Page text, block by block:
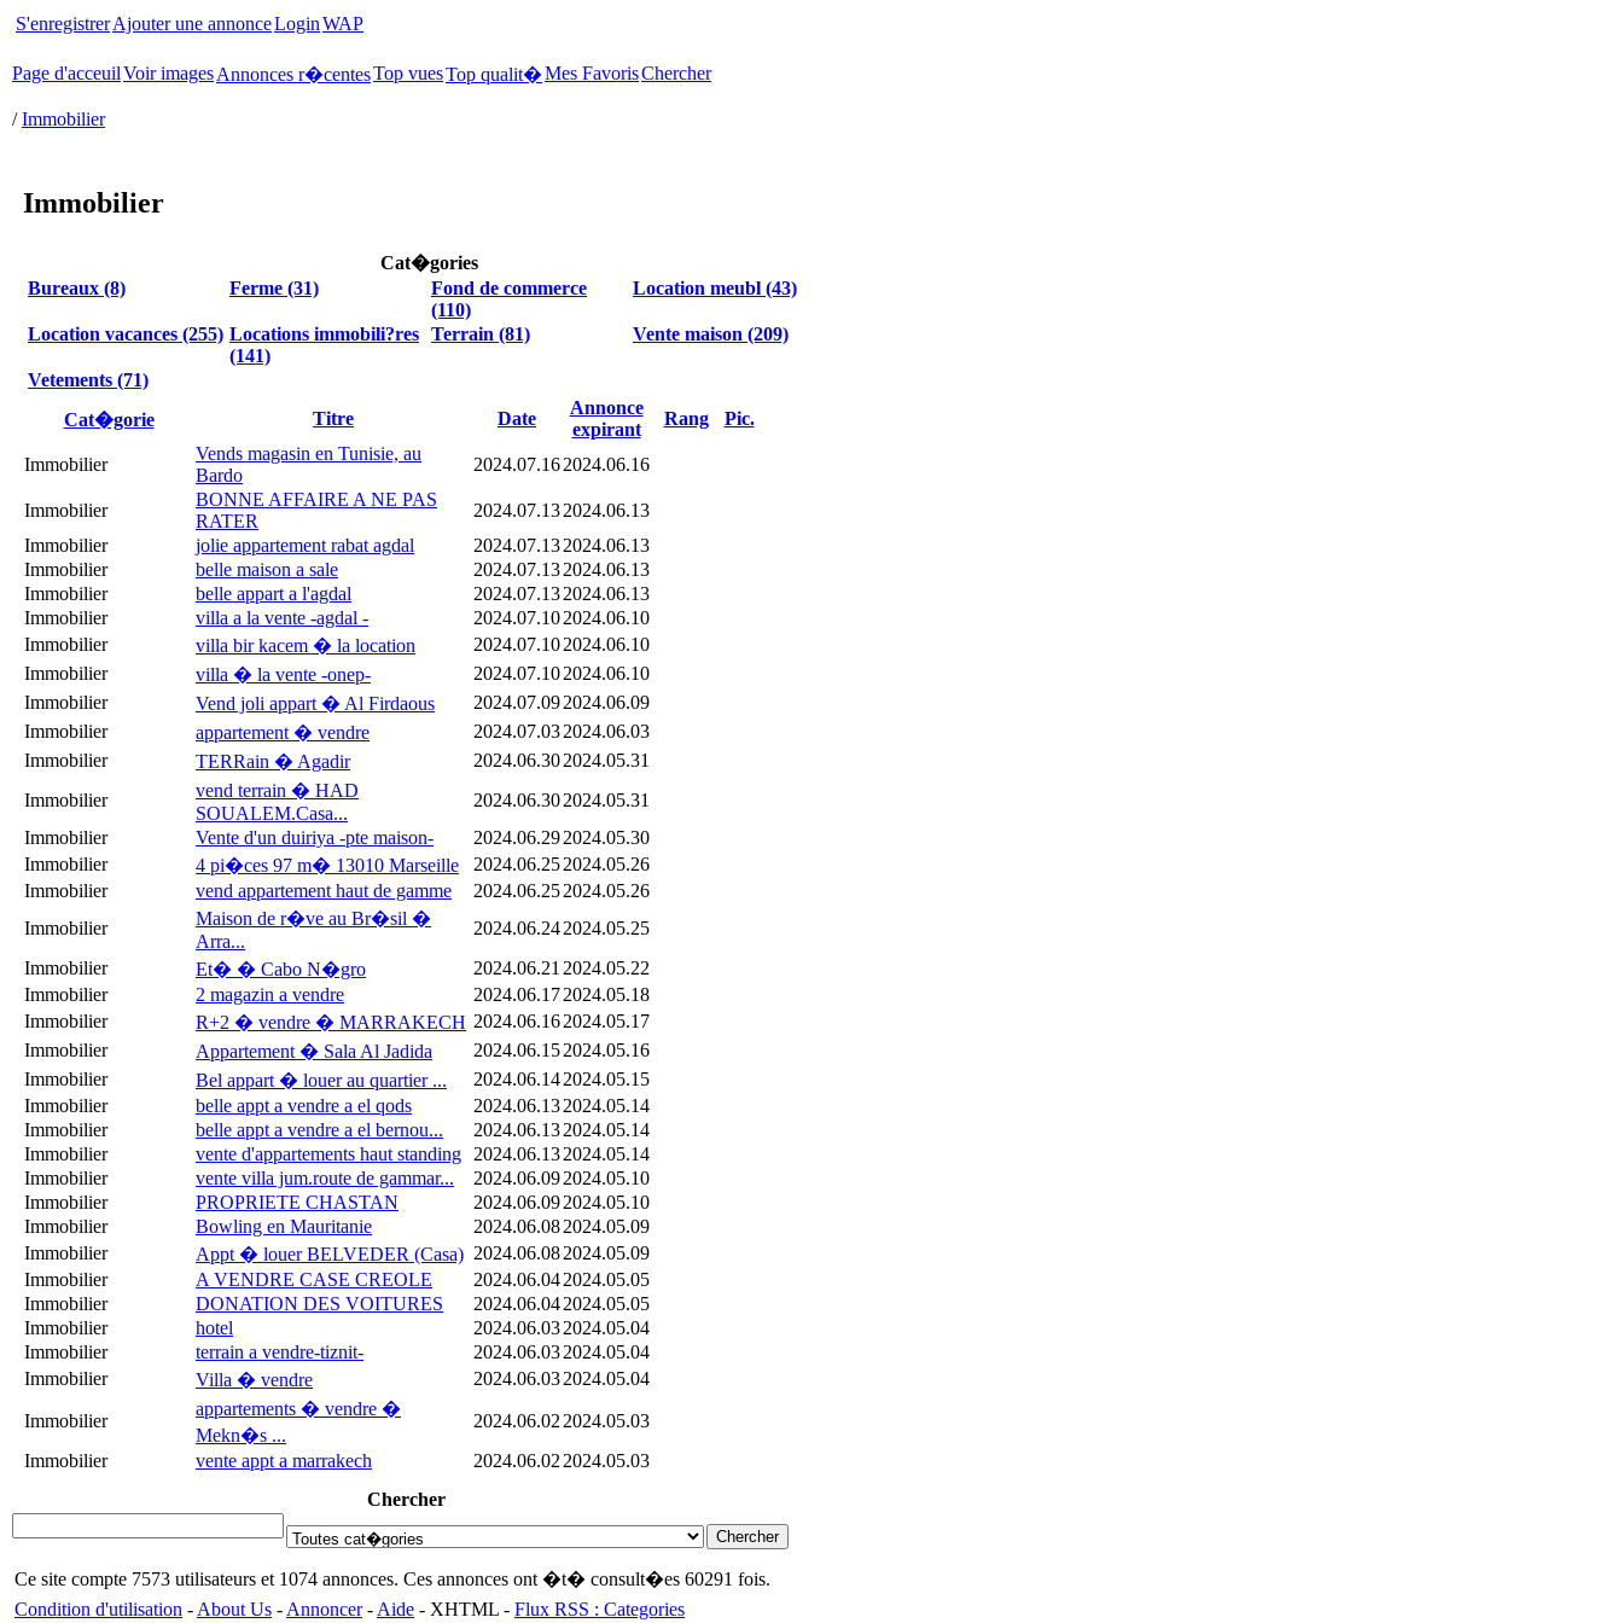
S'enregistrerAjouter une annonceLoginWAP
Page d'acceuilVoir imagesAnnonces r�centesTop vuesTop qualit�Mes FavorisChercher
/Immobilier
Immobilier
Cat�gories
Bureaux (8)
Ferme (31)
Fond de commerce
(110)
Location meubl (43)
Location vacances (255) Locations immobili?res
(141)
Terrain (81) Vente maison (209)
Vetements (71)
Cat�gorie
Titre Date
Annonce
expirant
Rang Pic.
Immobilier
Vends magasin en Tunisie, au
Bardo
2024.07.162024.06.16
Immobilier
BONNE AFFAIRE A NE PAS
RATER
2024.07.132024.06.13
Immobilier
jolie appartement rabat agdal 2024.07.132024.06.13
Immobilier
belle maison a sale 2024.07.132024.06.13
Immobilier
belle appart a l'agdal 2024.07.132024.06.13
Immobilier
villa a la vente -agdal - 2024.07.102024.06.10
Immobilier
villa bir kacem � la location 2024.07.102024.06.10
Immobilier
villa � la vente -onep- 2024.07.102024.06.10
Immobilier
Vend joli appart � Al Firdaous 2024.07.092024.06.09
Immobilier
appartement � vendre 2024.07.032024.06.03
Immobilier
TERRain � Agadir 2024.06.302024.05.31
Immobilier
vend terrain � HAD
SOUALEM.Casa...
2024.06.302024.05.31
Immobilier
Vente d'un duiriya -pte maison- 2024.06.292024.05.30
Immobilier
4 pi�ces 97 m� 13010 Marseille 2024.06.252024.05.26
Immobilier
vend appartement haut de gamme 2024.06.252024.05.26
Immobilier
Maison de r�ve au Br�sil �
Arra...
2024.06.242024.05.25
Immobilier
Et� � Cabo N�gro 2024.06.21 2024.05.22
Immobilier
2 magazin a vendre 2024.06.172024.05.18
Immobilier
R+2 � vendre � MARRAKECH 2024.06.162024.05.17
Immobilier
Appartement � Sala Al Jadida 2024.06.152024.05.16
Immobilier
Bel appart � louer au quartier ... 2024.06.142024.05.15
Immobilier
belle appt a vendre a el qods 2024.06.132024.05.14
Immobilier
belle appt a vendre a el bernou... 2024.06.132024.05.14
Immobilier
vente d'appartements haut standing 2024.06.132024.05.14
Immobilier
vente villa jum.route de gammar... 2024.06.092024.05.10
Immobilier
PROPRIETE CHASTAN 2024.06.092024.05.10
Immobilier
Bowling en Mauritanie 2024.06.082024.05.09
Immobilier
Appt � louer BELVEDER (Casa) 2024.06.082024.05.09
Immobilier
A VENDRE CASE CREOLE 2024.06.042024.05.05
Immobilier
DONATION DES VOITURES 2024.06.042024.05.05
Immobilier
hotel 2024.06.032024.05.04
Immobilier
terrain a vendre-tiznit- 2024.06.032024.05.04
Immobilier
Villa � vendre 2024.06.032024.05.04
Immobilier
appartements � vendre �
Mekn�s ...
2024.06.02 2024.05.03
Immobilier
vente appt a marrakech 2024.06.02 2024.05.03
Chercher
Ce site compte 7573 utilisateurs et 1074 annonces. Ces annonces ont �t� consult�es 60291 fois.
Condition d'utilisation - About Us - Annoncer- Aide - XHTML - Flux RSS : Categories